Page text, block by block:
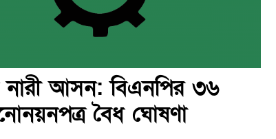
নারী আসন: বিএনপির ৩৬
বৈধ ঘোষণা